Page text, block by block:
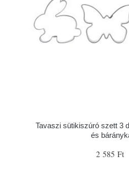
Tavaszi sütikiszúró szett 3
és
2 585 Ft